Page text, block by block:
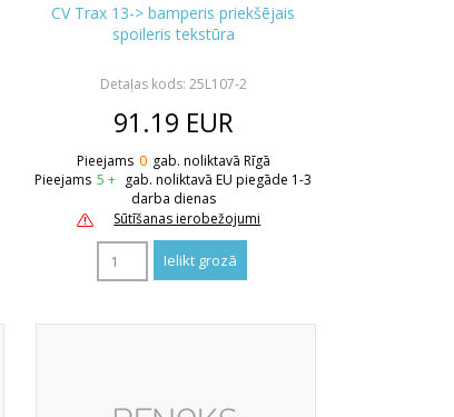
CV Trax 13-> bamperis priekšējais
spoileris tekstūra
Detaļas kods: 25L107-2
91.19 EUR
Pieejams 0 gab. noliktavā Rīgā
Pieejams 5 + gab. noliktavā EU piegāde 1-3
darba dienas
Sūtīšanas ierobežojumi